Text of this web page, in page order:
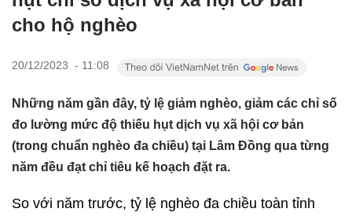
cho hộ nghèo
20/12/2023 - 11:08
Những năm gần đây, tỷ lệ giảm nghèo, giảm các chỉ số
đo lường mức độ thiếu hụt dịch vụ xã hội cơ bản
(trong chuẩn nghèo đa chiều) tại Lâm Đồng qua từng
năm đều đạt chỉ tiêu kế hoạch đặt ra.
So với năm trước, tỷ lệ nghèo đa chiều toàn tỉnh